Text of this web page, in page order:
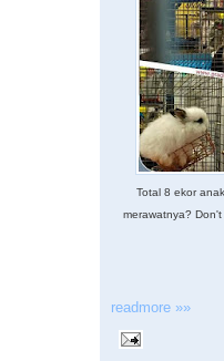
Total 8 ekor
merawatnya?
readmore »»